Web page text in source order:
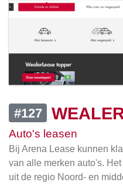
#127
Auto's leasen
Bij Arena Lease kunnen
van alle merken auto's.
uit de regio Noord- en